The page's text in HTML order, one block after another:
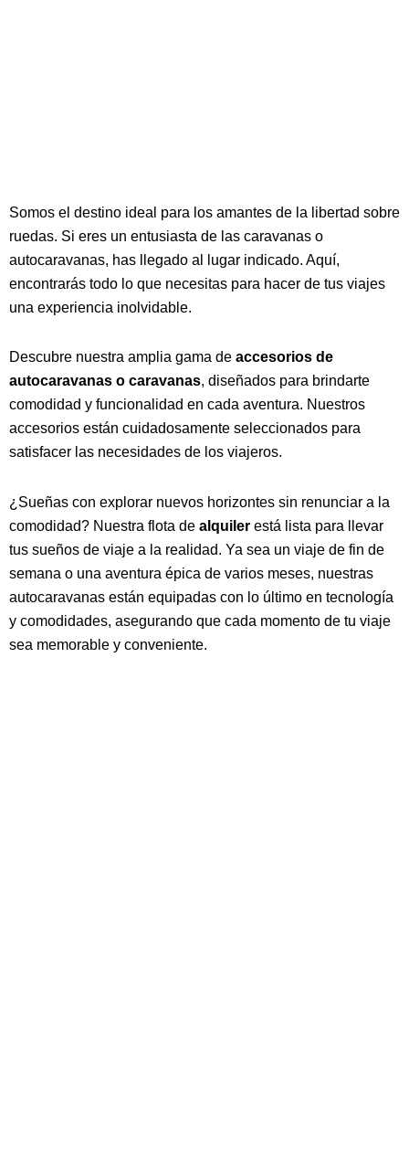
Somos el destino ideal para los amantes de la libertad sobre
ruedas. Si eres un entusiasta de las caravanas o
autocaravanas, has llegado al lugar indicado. Aquí,
encontrarás todo lo que necesitas para hacer de tus viajes
una experiencia inolvidable.
Descubre nuestra amplia gama de accesorios de
autocaravanas o caravanas, diseñados para brindarte
comodidad y funcionalidad en cada aventura. Nuestros
accesorios están cuidadosamente seleccionados para
satisfacer las necesidades de los viajeros.
¿Sueñas con explorar nuevos horizontes sin renunciar a la
comodidad? Nuestra flota de alquiler está lista para llevar
tus sueños de viaje a la realidad. Ya sea un viaje de fin de
semana o una aventura épica de varios meses, nuestras
autocaravanas están equipadas con lo último en tecnología
y comodidades, asegurando que cada momento de tu viaje
sea memorable y conveniente.